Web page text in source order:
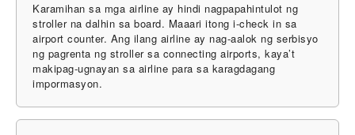
Karamihan sa mga airline ay hindi nagpapahintulot ng
stroller na dalhin sa board. Maaari itong i-check in sa
airport counter. Ang ilang airline ay nag-aalok ng serbisyo
ng pagrenta ng stroller sa connecting airports, kaya’t
makipag-ugnayan sa airline para sa karagdagang
impormasyon.